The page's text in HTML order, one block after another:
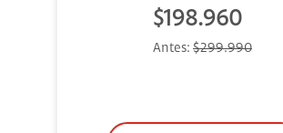
$198.960
Antes: $299.990